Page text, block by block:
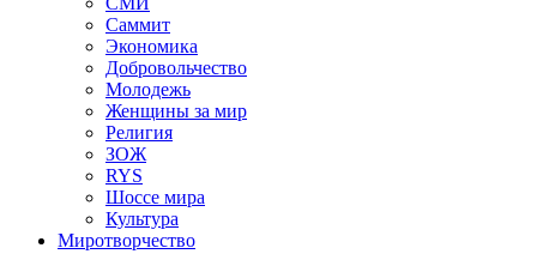
Саммит
Экономика
Добровольчество
Молодежь
Женщины за мир
Религия
ЗОЖ
RYS
Шоссе мира
Культура
Миротворчество